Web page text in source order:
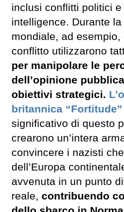
inclusi conflitti politici
intelligence. Durante
mondiale, ad
conflitto utilizzarono
per manipolare le
dell’opinione
obiettivi strategici.
britannica “Fortitude”
significativo di questo
crearono un’intera
convincere i nazisti
dell’Europa
avvenuta in un punto
reale, contribuendo